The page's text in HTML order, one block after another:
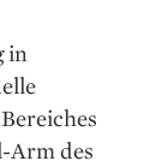
in
Arm des